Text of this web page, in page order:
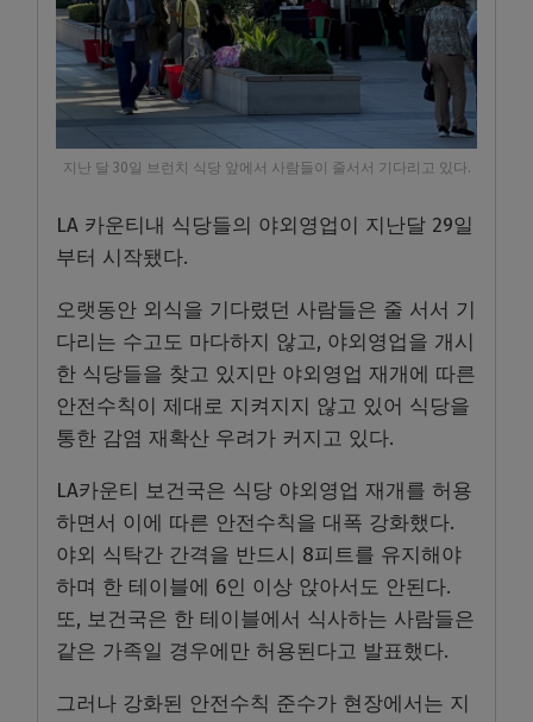
지난 달 30일 브런치 식당 앞에서 사람들이 줄서서 기다리고 있다.
LA 카운티내 식당들의 야외영업이 지난달 29일
부터 시작됐다.
오랫동안 외식을 기다렸던 사람들은 줄 서서 기
다리는 수고도 마다하지 않고, 야외영업을 개시
한 식당들을 찾고 있지만 야외영업 재개에 따른
안전수칙이 제대로 지켜지지 않고 있어 식당을
통한 감염 재확산 우려가 커지고 있다.
LA카운티 보건국은 식당 야외영업 재개를 허용
하면서 이에 따른 안전수칙을 대폭 강화했다.
야외 식탁간 간격을 반드시 8피트를 유지해야
하며 한 테이블에 6인 이상 앉아서도 안된다.
또, 보건국은 한 테이블에서 식사하는 사람들은
같은 가족일 경우에만 허용된다고 발표했다.
그러나 강화된 안전수칙 준수가 현장에서는 지